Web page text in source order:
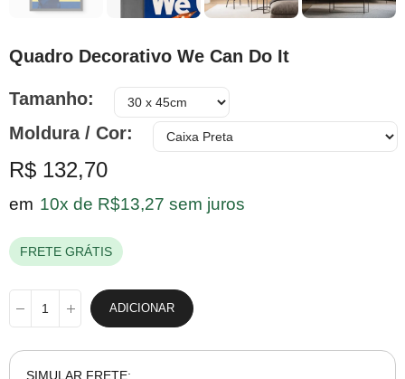
Quadro Decorativo We Can Do It
Tamanho
Moldura / Cor
R$ 132,70
em 10x de R$13,27 sem juros
FRETE GRÁTIS
ADICIONAR
SIMULAR FRETE: